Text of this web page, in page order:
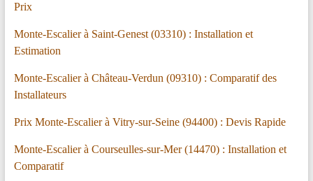
Prix
Monte-Escalier à Saint-Genest (03310) : Installation et
Estimation
Monte-Escalier à Château-Verdun (09310) : Comparatif des
Installateurs
Prix Monte-Escalier à Vitry-sur-Seine (94400) : Devis Rapide
Monte-Escalier à Courseulles-sur-Mer (14470) : Installation et
Comparatif